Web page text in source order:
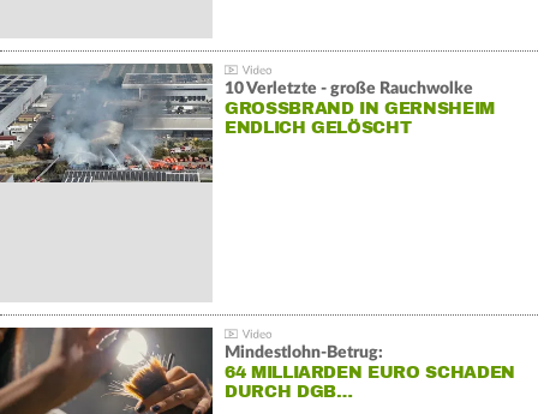
10 Verletzte - große Rauchwolke
GROSSBRAND IN GERNSHEIM E
NDLICH GELÖSCHT
Mindestlohn-Betrug:
64 MILLIARDEN EURO SCHADEN
DURCH DGB…